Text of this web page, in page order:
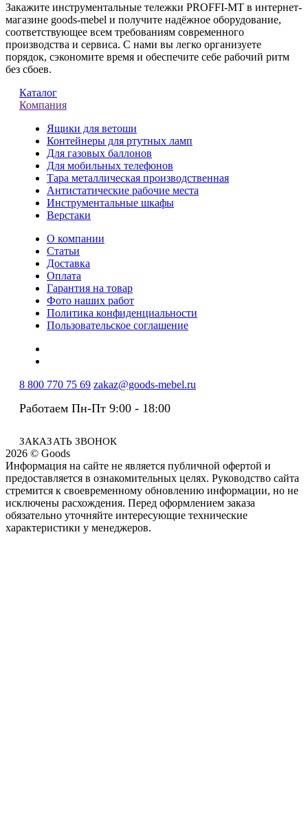
Закажите инструментальные тележки PROFFI-MT в интернет-
магазине goods-mebel и получите надёжное оборудование,
соответствующее всем требованиям современного
производства и сервиса. С нами вы легко организуете
порядок, сэкономите время и обеспечите себе рабочий ритм
без сбоев.
Каталог
Компания
Ящики для ветоши
Контейнеры для ртутных ламп
Для газовых баллонов
Для мобильных телефонов
Тара металлическая производственная
Антистатические рабочие места
Инструментальные шкафы
Верстаки
О компании
Статьи
Доставка
Оплата
Гарантия на товар
Фото наших работ
Политика конфиденциальности
Пользовательское соглашение
8 800 770 75 69 zakaz@goods-mebel.ru
Работаем Пн-Пт 9:00 - 18:00
ЗАКАЗАТЬ ЗВОНОК
2026 © Goods
Информация на сайте не является публичной офертой и
предоставляется в ознакомительных целях. Руководство сайта
стремится к своевременному обновлению информации, но не
исключены расхождения. Перед оформлением заказа
обязательно уточняйте интересующие технические
характеристики у менеджеров.